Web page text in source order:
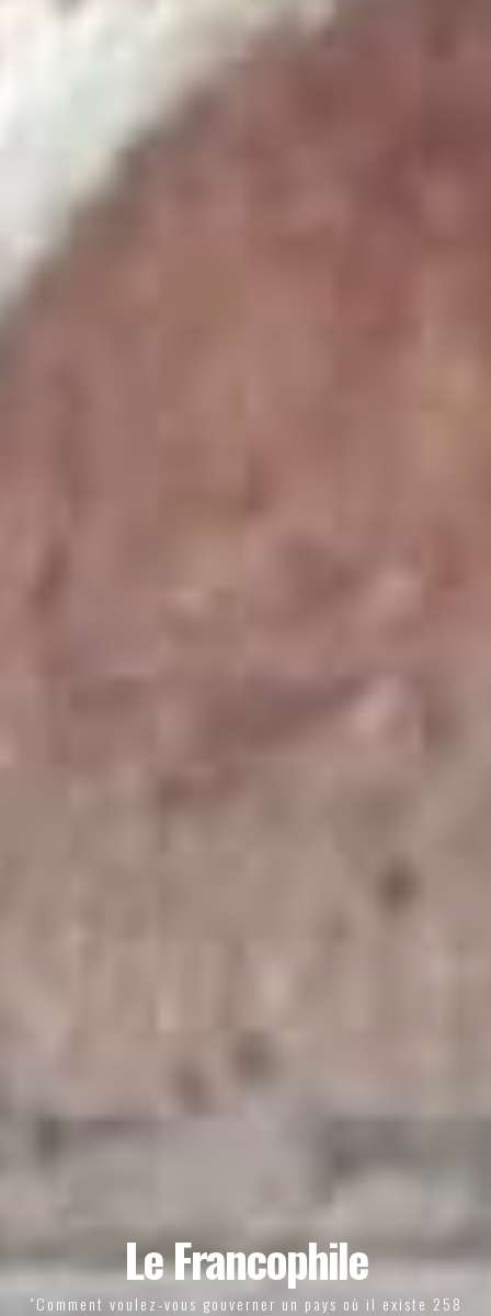
Le Francophile
"Comment voulez-vous gouverner un pays où il existe 258